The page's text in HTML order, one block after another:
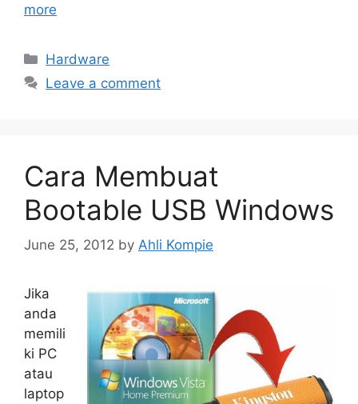
more
Categories
Hardware
Leave a comment
Cara Membuat
Bootable USB Windows
June 25, 2012 by Ahli Kompie
Jika
anda
memili
ki PC
atau
laptop